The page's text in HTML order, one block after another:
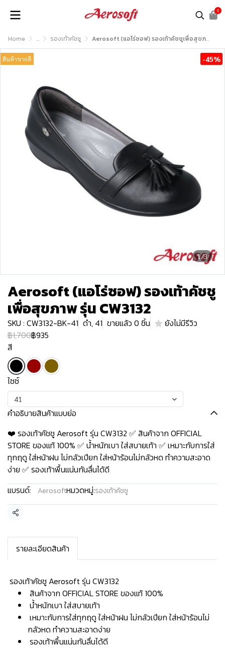
0
Home ... รองเท้าคัชชู Aerosoft (แอโร่ซอฟ) รองเท้าคัชชูเพื่อสุขภาพ รุ่น CW3132
1/3
สินค้าขายดี -45%
Aerosoft (แอโร่ซอฟ) รองเท้าคัชชู
เพื่อสุขภาพ รุ่น CW3132
SKU : CW3132-BK-41 ดำ, 41 ขายแล้ว 0 ชิ้น
ยังไม่มีรีวิว
฿1,700฿935
สี
ไซซ์
41
คำอธิบายสินค้าแบบย่อ
❤️ รองเท้าคัชชู Aerosoft รุ่น CW3132 ✅ สินค้าจาก OFFICIAL
STORE ของแท้ 100% ✅ น้ำหนักเบา ใส่สบายเท้า ✅ เหมาะกับการใส่
ทุกฤดู ใส่หน้าฝน ไม่กลัวเปียก ใส่หน้าร้อนไม่กลัวหด ทำความสะอาด
ง่าย ✅ รองเท้าพื้นแน่นกันลื่นได้ดี
แบรนด์:
Aerosoftหมวดหมู่:รองเท้าคัชชู
แชร์
รายละเอียดสินค้า
️ รองเท้าคัชชู Aerosoft รุ่น CW3132
สินค้าจาก OFFICIAL STORE ของแท้ 100%
น้ำหนักเบา ใส่สบายเท้า
เหมาะกับการใส่ทุกฤดู ใส่หน้าฝน ไม่กลัวเปียก ใส่หน้าร้อนไม่
กลัวหด ทำความสะอาดง่าย
รองเท้าพื้นแน่นกันลื่นได้ดี